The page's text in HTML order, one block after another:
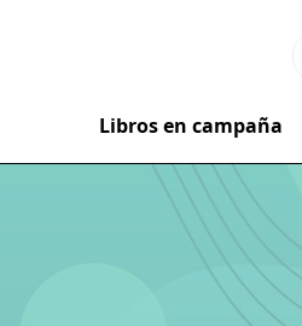
Libros en campaña